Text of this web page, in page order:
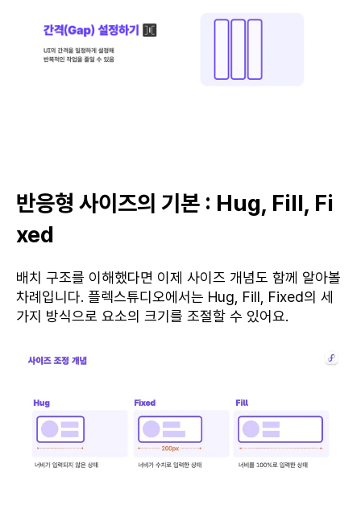
반응형 사이즈의 기본 : Hug, Fill, Fi
xed
배치 구조를 이해했다면 이제 사이즈 개념도 함께 알아볼
차례입니다. 플렉스튜디오에서는 Hug, Fill, Fixed의 세
가지 방식으로 요소의 크기를 조절할 수 있어요.